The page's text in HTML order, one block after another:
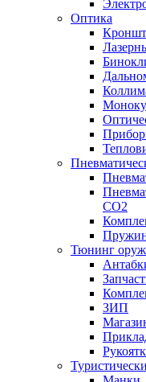
Оптика
CO2
Тюнинг
ЗИП